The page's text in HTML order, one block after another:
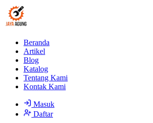
Beranda
Artikel
Blog
Katalog
Tentang Kami
Kontak Kami
Masuk
Daftar